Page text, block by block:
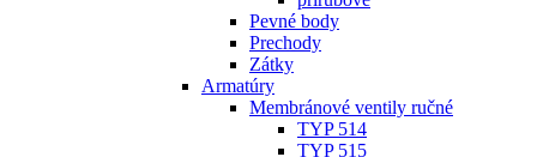
Pevné body
Prechody
Zátky
Armatúry
Membránové ventily ručné
TYP 514
TYP 515